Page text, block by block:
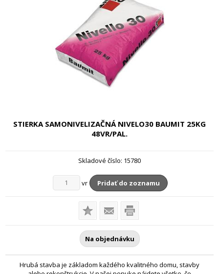
STIERKA SAMONIVELIZAČNÁ NIVELO30 BAUMIT 25KG
48VR/PAL.
Skladové číslo: 15780
vr Pridať do zoznamu
Na objednávku
Hrubá stavba je základom každého kvalitného domu, stavby